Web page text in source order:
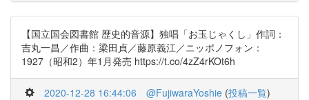
【国立国会図書館 歴史的音源】独唱「お玉じゃくし」作詞：
吉丸一昌／作曲：梁田貞／藤原義江／ニッポノフォン：
1927（昭和2）年1月発売 https://t.co/4zZ4rKOt6h
2020-12-28 16:44:06 @FujiwaraYoshie (投稿一覧)